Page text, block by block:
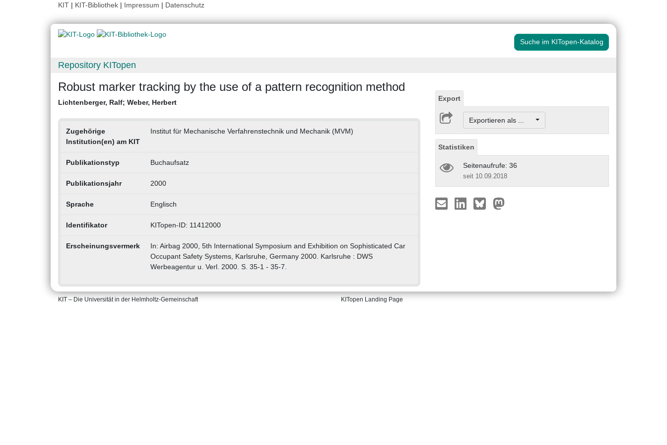
KIT | KIT-Bibliothek | Impressum | Datenschutz
Suche im KITopen-Katalog
Repository KITopen
Robust marker tracking by the use of a pattern recognition method
Lichtenberger, Ralf; Weber, Herbert
Zugehörige
Institution(en) am KIT
Institut für Mechanische Verfahrenstechnik und Mechanik (MVM)
Publikationstyp Buchaufsatz
Publikationsjahr 2000
Sprache Englisch
Identifikator KITopen-ID: 11412000
Erscheinungsvermerk
In: Airbag 2000, 5th International Symposium and Exhibition on Sophisticated Car
Occupant Safety Systems, Karlsruhe, Germany 2000. Karlsruhe : DWS
Werbeagentur u. Verl. 2000. S. 35-1 - 35-7.
Export
Exportieren als ...
Statistiken
Seitenaufrufe: 36
seit 10.09.2018
KIT – Die Universität in der Helmholtz-Gemeinschaft KITopen Landing Page